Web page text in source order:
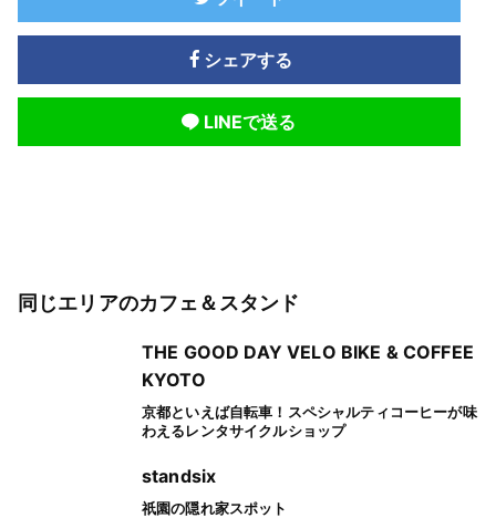
シェアする
LINEで送る
同じエリアのカフェ＆スタンド
THE GOOD DAY VELO BIKE & COFFEE
KYOTO
京都といえば自転車！スペシャルティコーヒーが味
わえるレンタサイクルショップ
standsix
祇園の隠れ家スポット